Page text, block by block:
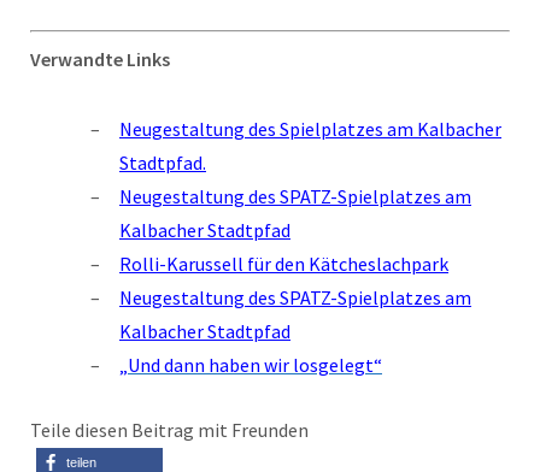
Verwandte Links
Neugestaltung des Spielplatzes am Kalbacher
Stadtpfad.
Neugestaltung des SPATZ-Spielplatzes am
Kalbacher Stadtpfad
Rolli-Karussell für den Kätcheslachpark
Neugestaltung des SPATZ-Spielplatzes am
Kalbacher Stadtpfad
„Und dann haben wir losgelegt“
Teile diesen Beitrag mit Freunden
teilen